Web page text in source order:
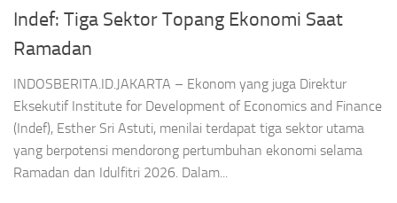
Indef: Tiga Sektor Topang Ekonomi Saat
Ramadan
INDOSBERITA.ID.JAKARTA – Ekonom yang juga Direktur
Eksekutif Institute for Development of Economics and Finance
(Indef), Esther Sri Astuti, menilai terdapat tiga sektor utama
yang berpotensi mendorong pertumbuhan ekonomi selama
Ramadan dan Idulfitri 2026. Dalam...